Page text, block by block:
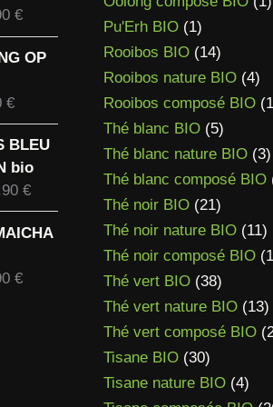
à
95,90 €
€Plage
de
prix :
93,90 €
OP
€Plage
de
prix :
6,90 €
à
58,90 €
BLEU
bio
€Plage
de
prix :
€Plage
Pu'Erh BIO 11
produit
Rooibos BIO 1414
produits
Rooibos nature BIO 44
Rooibos composé BIO
Thé blanc BIO 55
produits
Thé blanc nature BIO 33
Thé blanc composé BIO
Thé noir BIO 2121
produits
Thé noir nature BIO 1111
Thé noir composé BIO
Thé vert BIO 3838
produits
Thé vert nature BIO 1313
Thé vert composé BIO
Tisane BIO 3030
produits
Tisane nature BIO 44